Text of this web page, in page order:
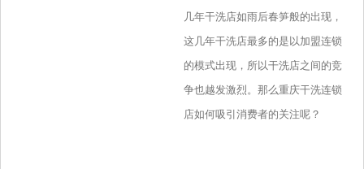
几年干洗店如雨后春笋般的出现，
这几年干洗店最多的是以加盟连锁
的模式出现，所以干洗店之间的竞
争也越发激烈。那么重庆干洗连锁
店如何吸引消费者的关注呢？